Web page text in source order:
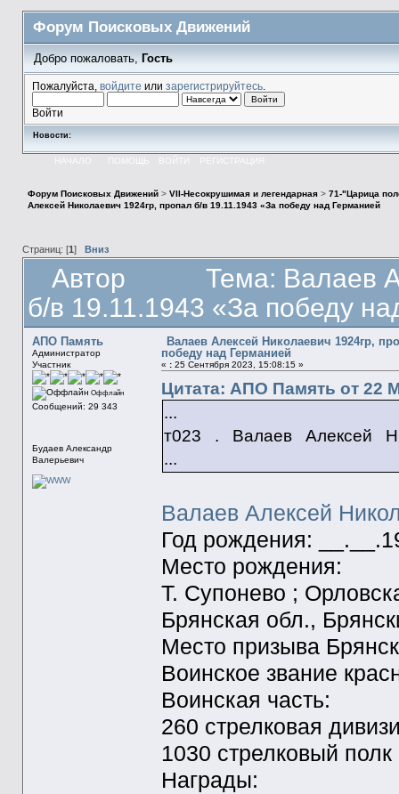
Форум Поисковых Движений
Добро пожаловать, Гость
Пожалуйста, войдите или зарегистрируйтесь.
Войти
Новости:
НАЧАЛО ПОМОЩЬ ВОЙТИ РЕГИСТРАЦИЯ
Форум Поисковых Движений> VII-Несокрушимая и легендарная> 71-"Царица
Алексей Николаевич 1924гр, пропал б/в 19.11.1943 «За победу над Германией
Страниц: [1 ] Вниз
Автор
Тема: Валаев
б/в 19.11.1943 «За победу
АПО Память
Администратор
Участник
Оффлайн
Сообщений: 29 343
Будаев Александр
Валерьевич
Валаев Алексей Николаевич 1924гр,
победу над Германией
« :25 Сентября 2023, 15:08:15 »
Цитата: АПО Память от 22
...
т023 . Валаев Алексей
...
Валаев Алексей
Год рождения:
Место рождения:
T. Супонево ;
Брянская обл.,
Место призыва
Воинское звание
Воинская часть:
260 стрелковая
1030 стрелковый полк
Награды: